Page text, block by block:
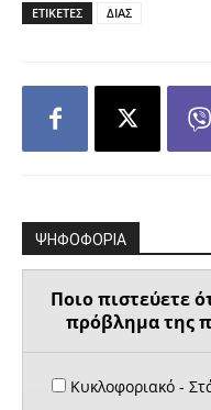
ΕΤΙΚΕΤΕΣ
ΔΙΑΣ
ΨΗΦΟΦΟΡΙΑ
Ποιο πιστεύετε
πρόβλημα της
Κυκλοφοριακό -